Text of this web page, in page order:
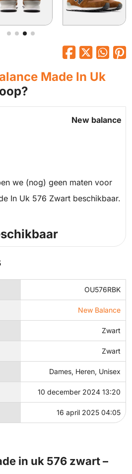
Made In Uk
New balance
we (nog) geen maten voor
In Uk 576 Zwart beschikbaar.
OU576RBK
New Balance
Zwart
Zwart
Dames, Heren, Unisex
10 december 2024 13:20
16 april 2025 04:05
in uk 576 zwart –